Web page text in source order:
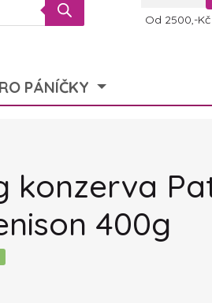
Od 2500,-
PÁNÍČKY
konzerva
400g